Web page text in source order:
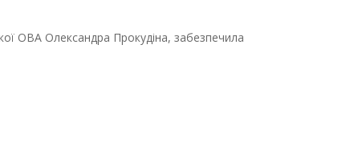
ОВА Олександра Прокудіна, забезпечила